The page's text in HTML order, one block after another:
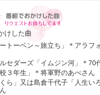
けした曲
トーベン～旅立ち」＊アラフ
セダーズ「イムジン河」＊70
３年生」＊将軍野のあべさん
ら」又は島倉千代子「人生い